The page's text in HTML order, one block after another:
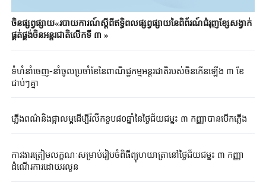
ចិនផ្សព្វផ្សាយ«របាយការណ៍ស្តីពីឥទ្ធិពលផ្សព្វផ្សាយនៃពិព័រណ៍ជំរុញខ្សែសង្វាក់
ផ្គត់ផ្គង់ចិនអន្តរជាតិលើកទី ៣ »
ទំហំនាំចេញ-នាំចូលប្រចាំខែនៃពាណិជ្ជកម្មអន្តរជាតិរបស់ចិន​កើនឡើង​ ៣ ខែ
ជាប់ៗគ្នា
ភ្លើងពណ៌និងផ្កាលម្អដើម្បីរំលឹកខួប៨០ឆ្នាំនៃថ្ងៃជ័យជម្នះ ៣ កញ្ញាបានបើកភ្លើង
ការងារត្រៀមលក្ខណៈសម្រាប់រៀបចំពិធីព្យុហយាត្រានៅថ្ងៃជ័យជម្នះ ៣ កញ្ញា
ដំណើរការដោយរលូន